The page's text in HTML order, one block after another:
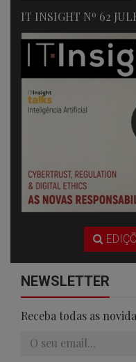
IT INSIGHT Nº 62
NEWSLETTER
Receba todas as